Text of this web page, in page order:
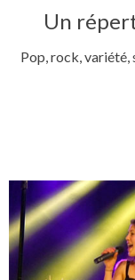
Un
Pop, rock, variété,